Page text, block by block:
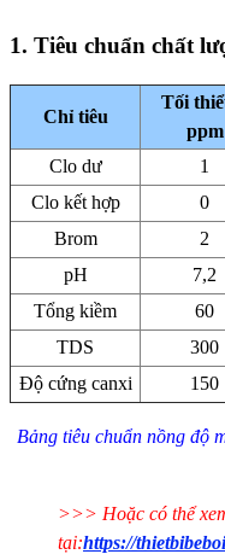
1. Tiêu chuẩn chất
Chỉ tiêu
Tối
ppm
Clo dư 1
Clo kết hợp
0
Brom
2
pH
7,2
Tổng kiềm
60
TDS
300
Độ cứng canxi
150
Bảng tiêu chuẩn nồng độ
>>> Hoặc có thể
tại:https://